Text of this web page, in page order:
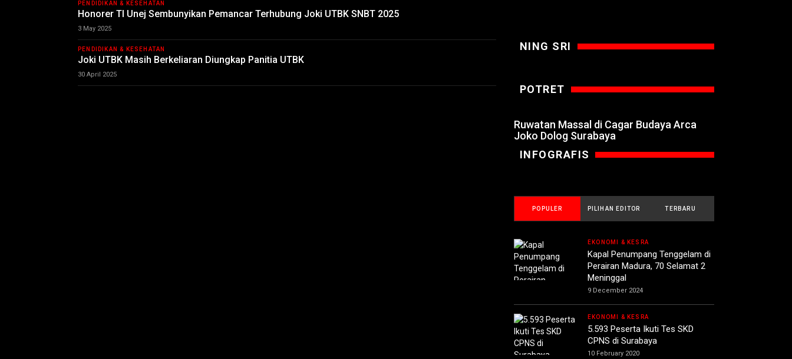
PENDIDIKAN & KESEHATAN
Honorer TI Unej Sembunyikan Pemancar Terhubung Joki UTBK SNBT 2025
3 May 2025
PENDIDIKAN & KESEHATAN
Joki UTBK Masih Berkeliaran Diungkap Panitia UTBK
30 April 2025
NING SRI
POTRET
Ruwatan Massal di Cagar Budaya Arca
Joko Dolog Surabaya
INFOGRAFIS
POPULER PILIHAN EDITOR TERBARU
EKONOMI & KESRA
Kapal Penumpang Tenggelam di
Perairan Madura, 70 Selamat 2
Meninggal
9 December 2024
EKONOMI & KESRA
5.593 Peserta Ikuti Tes SKD
CPNS di Surabaya
10 February 2020